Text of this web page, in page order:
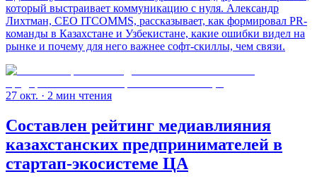
который выстраивает коммуникацию с нуля. Александр
Лихтман, CEO ITCOMMS, рассказывает, как формировал PR-
команды в Казахстане и Узбекистане, какие ошибки видел на
рынке и почему для него важнее софт-скиллы, чем связи.
27 окт. · 2 мин чтения
Составлен рейтинг медиавлияния
казахстанских предпринимателей в
стартап-экосистеме ЦА